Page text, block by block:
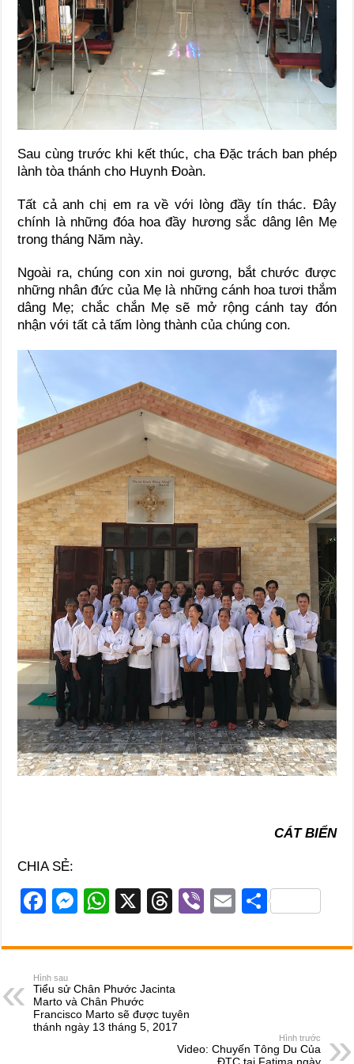
Sau cùng trước khi kết thúc, cha Đặc trách ban phép
lành tòa thánh cho Huynh Đoàn.
Tất cả anh chị em ra về với lòng đầy tín thác. Đây
chính là những đóa hoa đầy hương sắc dâng lên Mẹ
trong tháng Năm này.
Ngoài ra, chúng con xin noi gương, bắt chước được
những nhân đức của Mẹ là những cánh hoa tươi thắm
dâng Mẹ; chắc chắn Mẹ sẽ mở rộng cánh tay đón
nhận với tất cả tấm lòng thành của chúng con.
CÁT BIỂN
CHIA SẺ:
F
c
e
b
o
M
ss
n
g
W
at
A
p
X
T
e
d
s
Vi
er
E
ail
S
ar
Hình sau
Tiểu sử Chân Phước Jacinta
Marto và Chân Phước
Francisco Marto sẽ được tuyên
thánh ngày 13 tháng 5, 2017
Hình trước
Video: Chuyến Tông Du Của